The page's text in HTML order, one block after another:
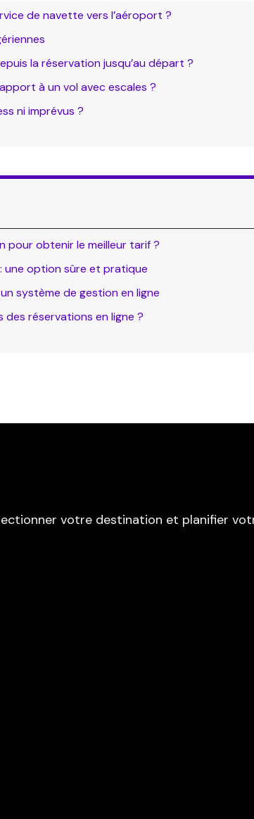
de navette vers l’aéroport ?
la réservation jusqu’au départ ?
à un vol avec escales ?
ni imprévus ?
pour obtenir le meilleur tarif ?
une option sûre et pratique
système de gestion en ligne
réservations en ligne ?
votre destination et planifier